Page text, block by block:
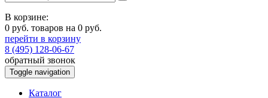
В корзине:
0 руб. товаров на 0 руб.
перейти в корзину
8 (495) 128-06-67
обратный звонок
Toggle navigation
Каталог